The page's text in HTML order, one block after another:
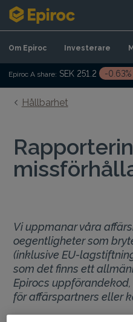
Skip to content
Om Epiroc Investerare
Epiroc A share: SEK 251.2 -0.63%
Hållbarhet
Vi uppmanar våra
oegentligheter som
(inklusive EU-
som det finns ett
Epirocs
för affärspartners eller